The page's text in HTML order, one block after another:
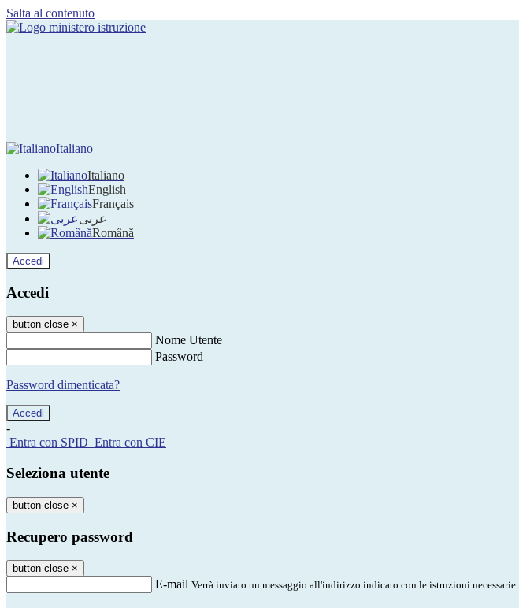
Salta al contenuto
Italiano
Italiano
English
Français
عربى
Română
Accedi
Accedi
button close ×
Nome Utente
Password
Password dimenticata?
-
Entra con SPID Entra con CIE
Seleziona utente
button close ×
Recupero password
button close ×
E-mail Verrà inviato un messaggio all'indirizzo indicato con le istruzioni necessarie.